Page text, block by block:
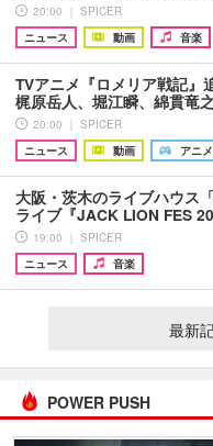
20:00 ｜ SPICER
ニュース
動画 音楽
TVアニメ『ロメリア戦記』
梶原岳人、堀江瞬、綿貫竜
20:00 ｜ SPICER
ニュース
動画 アニ
大阪・茨木のライブハウス
ライブ『JACK LION FES
19:00 ｜ SPICER
ニュース
音楽
最新
POWER PUSH